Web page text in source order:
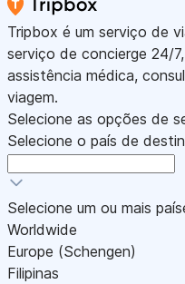
Tripbox é um serviço de
serviço de concierge 24/
assistência médica,
viagem.
Selecione as opções de
Selecione o país de
Selecione um ou mais
Worldwide
Europe (Schengen)
Filipinas